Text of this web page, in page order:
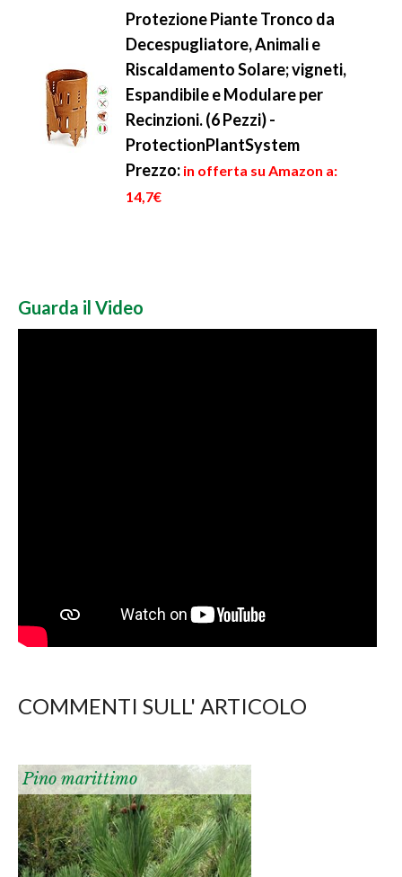
Protezione Piante Tronco da
Decespugliatore, Animali e
Riscaldamento Solare; vigneti,
Espandibile e Modulare per
Recinzioni. (6 Pezzi) -
ProtectionPlantSystem
Prezzo: in offerta su Amazon a:
14,7€
Guarda il Video
COMMENTI SULL' ARTICOLO
Pino marittimo